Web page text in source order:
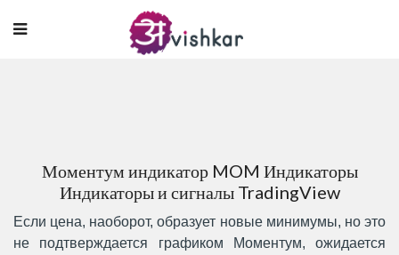
Моментум индикатор MOM Индикаторы
Индикаторы и сигналы TradingView
Если цена, наоборот, образует новые минимумы, но это
не подтверждается графиком Моментум, ожидается